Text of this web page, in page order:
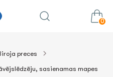
0
Summa:
preces
sasienamas mapes